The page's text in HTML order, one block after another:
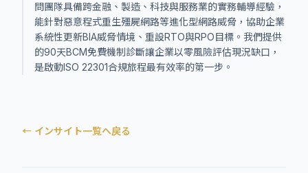
問團隊具備跨金融、製造、科技與服務業的實務輔導經驗，
能針對惡意程式重生殭屍網路等進化型網路威脅，協助企業
系統性更新BIA威脅情境、重設RTO與RPO目標。我們提供
的90天BCM免費機制診斷讓企業以零風險評估現況缺口，
是啟動ISO 22301合規旅程最有效率的第一步。
← インサイト一覧へ戻る